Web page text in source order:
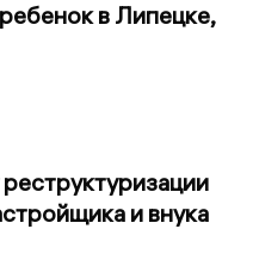
в Липецке,
и внука